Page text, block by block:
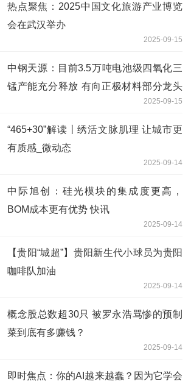
热点聚焦：2025中国文化旅游产业博览
会在武汉举办
2025-09-15
中钢天源：目前3.5万吨电池级四氧化三
锰产能充分释放 有向正极材料部分龙头
2025-09-15
“465+30”解读丨绣活文脉肌理 让城市更
有质感_微动态
2025-09-14
中际旭创：硅光模块的集成度更高，
BOM成本更有优势 快讯
2025-09-14
【贵阳“城超”】贵阳新生代小球员为贵阳
咖啡队加油
2025-09-14
概念股总数超30只 被罗永浩骂惨的预制
菜到底有多赚钱？
2025-09-14
即时焦点：你的AI越来越蠢？因为它学会